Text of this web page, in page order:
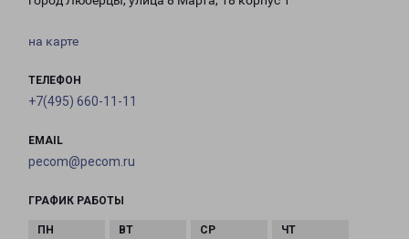
на карте
ТЕЛЕФОН
+7(495) 660-11-11
EMAIL
pecom@pecom.ru
ГРАФИК РАБОТЫ